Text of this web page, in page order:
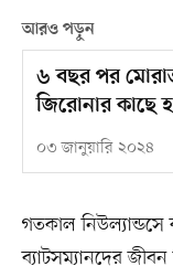
আরও পড়ুন
৬ বছর পর
জিরোনার কাছে
০৩ জানুয়ারি ২০২৪
গতকাল
ব্যাটসম্যানদের জীবন